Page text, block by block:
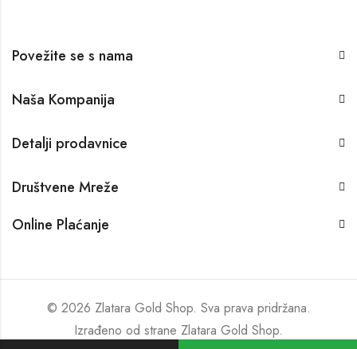
Povežite se s nama
Naša Kompanija
Detalji prodavnice
Društvene Mreže
Online Plaćanje
© 2026 Zlatara Gold Shop. Sva prava pridržana.
Izrađeno od strane Zlatara Gold Shop.